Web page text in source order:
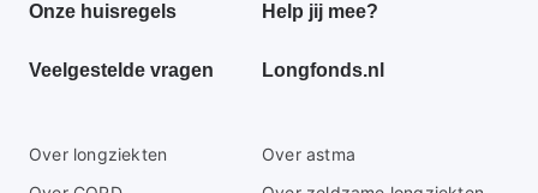
menu
Onze huisregels Help jij mee?
Veelgestelde vragen Longfonds.nl
Secundaire
footer
Over longziekten
Over astma